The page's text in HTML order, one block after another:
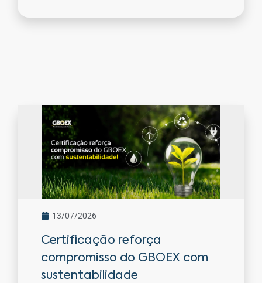
13/07/2026
Certificação reforça
compromisso do GBOEX com
sustentabilidade